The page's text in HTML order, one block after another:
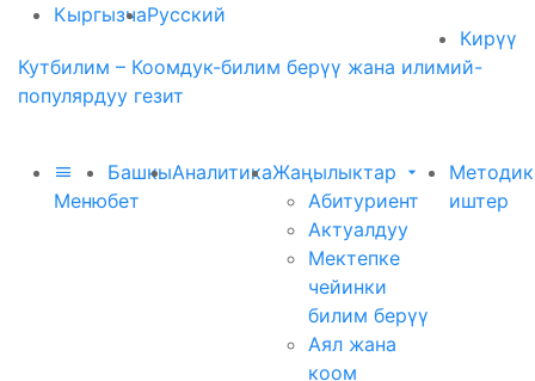
КыргызчаРусский
Кирүү
Кутбилим – Коомдук-билим берүү жана илимий-
популярдуу гезит
Меню
Башкы
бет
АналитикаЖаңылыктар
Абитуриент
Актуалдуу
Мектепке
чейинки
билим берүү
Аял жана
коом
иштер